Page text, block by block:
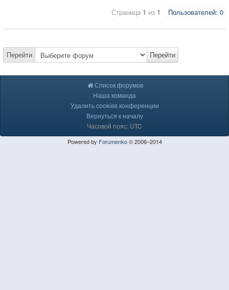
Пользователей: 0
Страница 1 из 1
Перейти Перейти
Список форумов
Наша команда
Удалить cookies конференции
Вернуться к началу
Часовой пояс: UTC
Powered by Forumenko© 2006–2014